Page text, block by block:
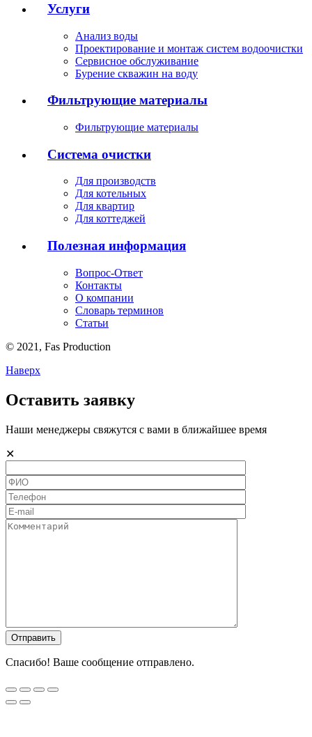
Услуги
Анализ воды
Проектирование и монтаж систем водоочистки
Сервисное обслуживание
Бурение скважин на воду
Фильтрующие материалы
Фильтрующие материалы
Система очистки
Для производств
Для котельных
Для квартир
Для коттеджей
Полезная информация
Вопрос-Ответ
Контакты
О компании
Словарь терминов
Статьи
© 2021, Fas Production
Наверх
Оставить заявку
Наши менеджеры свяжутся с вами в ближайшее время
✕
Спасибо! Ваше сообщение отправлено.